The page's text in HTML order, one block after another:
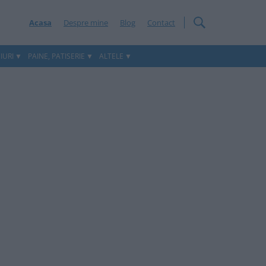
Acasa Despre mine Blog Contact
PAINE, PATISERIE ALTELE